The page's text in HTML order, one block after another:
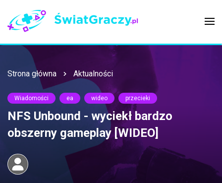
Strona główna Aktualności
Wiadomości ea wideo przecieki
NFS Unbound - wyciekł bardzo
obszerny gameplay [WIDEO]